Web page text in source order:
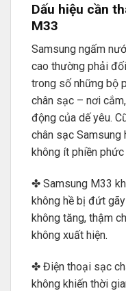
Dấu hiệu cần
M33
Samsung ngấm
cao thường phải
trong số những bộ
chân sạc – nơi
động của dế yêu.
chân sạc
không ít phiền phức
✤ Samsung M33
không hề bị đứt
không tăng, thậm
không xuất hiện.
✤ Điện thoại sạc
không khiến thời